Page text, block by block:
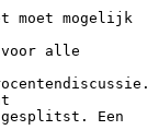
moet mogelijk
alle
gesplitst. Een